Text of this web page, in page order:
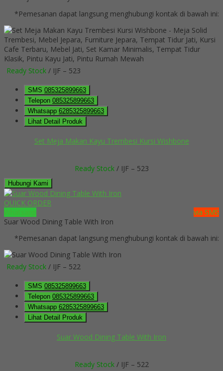
*Pemesanan dapat langsung menghubungi kontak di bawah ini:
Ready Stock / IJF – 523
SMS 085325899663
Telepon 085325899663
Whatsapp 6285325899663
Lihat Detail Produk
Set Meja Makan Kayu Trembesi Kursi Wishbone
Ready Stock/ IJF – 523
Hubungi Kami
QUICK ORDER
via SMS
Suar Wood Dining Table With Iron
*Pemesanan dapat langsung menghubungi kontak di bawah ini:
Ready Stock / IJF – 522
SMS 085325899663
Telepon 085325899663
Whatsapp 6285325899663
Lihat Detail Produk
Suar Wood Dining Table With Iron
Ready Stock/ IJF – 522